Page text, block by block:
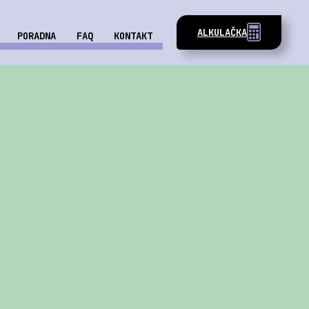
PORADNA FAQ KONTAKT ALKULAČKA